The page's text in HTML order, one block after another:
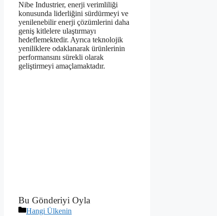
Nibe Industrier, enerji verimliliği
konusunda liderliğini sürdürmeyi ve
yenilenebilir enerji çözümlerini daha
geniş kitlelere ulaştırmayı
hedeflemektedir. Ayrıca teknolojik
yeniliklere odaklanarak ürünlerinin
performansını sürekli olarak
geliştirmeyi amaçlamaktadır.
Bu Gönderiyi Oyla
Kategoriler
Hangi Ülkenin